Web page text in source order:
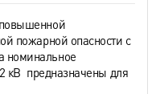
пожарной опасности с
кВ предназначены для